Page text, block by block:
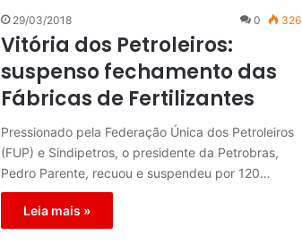
29/03/2018 0 326
Vitória dos Petroleiros:
suspenso fechamento das
Fábricas de Fertilizantes
Pressionado pela Federação Única dos Petroleiros
(FUP) e Sindipetros, o presidente da Petrobras,
Pedro Parente, recuou e suspendeu por 120…
Leia mais »